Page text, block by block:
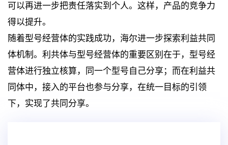
可以再进一步把责任落实到个人。这样，产品的竞争力
得以提升。
随着型号经营体的实践成功，海尔进一步探索利益共同
体机制。利共体与型号经营体的重要区别在于，型号经
营体进行独立核算，同一个型号自己分享；而在利益共
同体中，接入的平台也参与分享，在统一目标的引领
下，实现了共同分享。